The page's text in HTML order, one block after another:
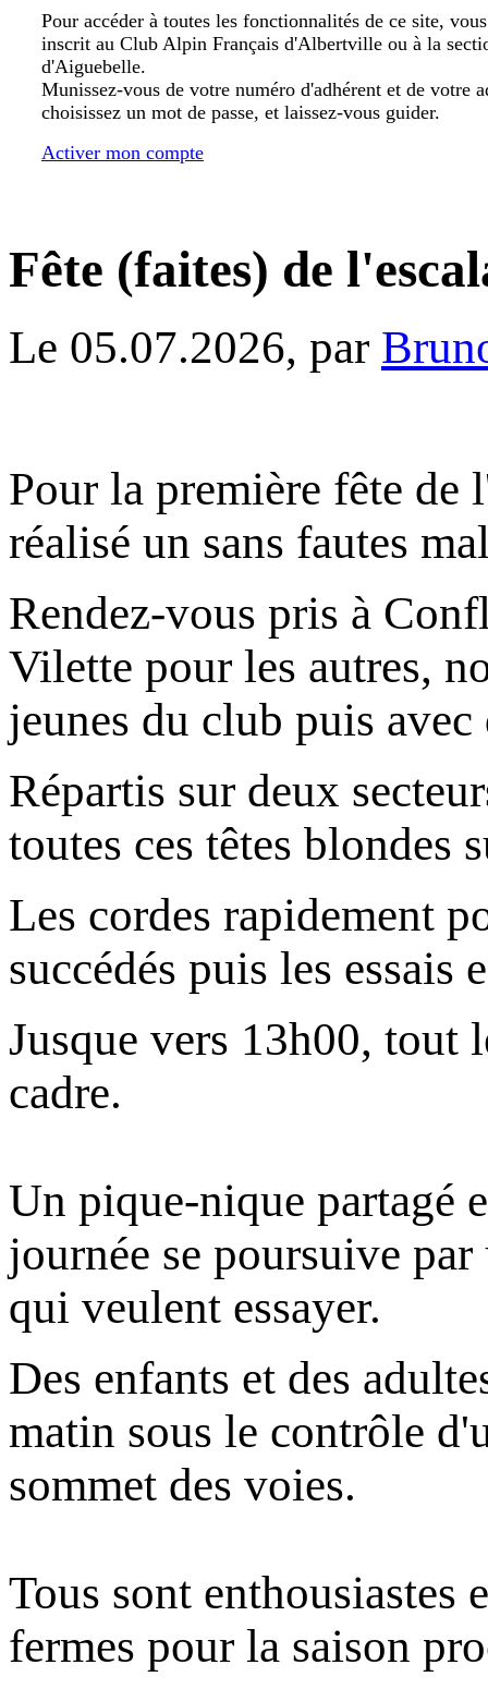
Pour accéder à toutes les fonctionnalités de ce site,
inscrit au Club Alpin Français d'Albertville ou à la
d'Aiguebelle.
Munissez-vous de votre numéro d'adhérent et de votre
choisissez un mot de passe, et laissez-vous guider.
Activer mon compte
Fête (faites) de
Le 05.07.2026, par
Pour la première fête de
réalisé un sans fautes
Rendez-vous pris à
Vilette pour les autres,
jeunes du club puis
Répartis sur deux
toutes ces têtes blondes
Les cordes rapidement
succédés puis les essais
Jusque vers 13h00, tout
cadre.
Un pique-nique partagé
journée se poursuive
qui veulent essayer.
Des enfants et des
matin sous le contrôle
sommet des voies.
Tous sont enthousiastes
fermes pour la saison